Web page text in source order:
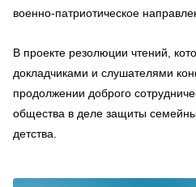
военно-патриотическое
В проекте резолюции чтений,
докладчиками и слушателями
продолжении доброго
общества в деле защиты
детства.